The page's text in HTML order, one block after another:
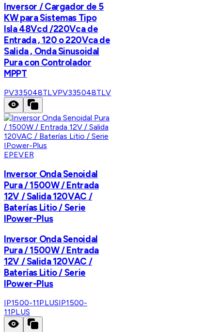
Inversor / Cargador de 5
KW para Sistemas Tipo
Isla 48Vcd /220Vca de
Entrada , 120 o 220Vca de
Salida , Onda Sinusoidal
Pura con Controlador
MPPT
PV335048TLVPV335048TLV
EPEVER
Inversor Onda Senoidal
Pura / 1500W / Entrada
12V / Salida 120VAC /
Baterías Litio / Serie
IPower-Plus
Inversor Onda Senoidal
Pura / 1500W / Entrada
12V / Salida 120VAC /
Baterías Litio / Serie
IPower-Plus
IP1500-11PLUSIP1500-
11PLUS